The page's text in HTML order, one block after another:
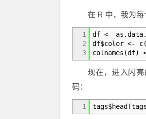
在 R 中，我为
1
2
3
df <-
df$color <-
现在，进入闪
码：
1